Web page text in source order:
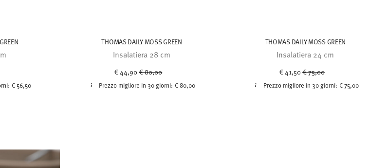
from
€ 56,50
THOMAS DAILY MOSS GREEN
Insalatiera 28 cm
€ 44,90Price reduced from
€ 80,00
Prezzo migliore in 30 giorni:€ 80,00
THOMAS DAILY MOSS GREEN
Insalatiera 24 cm
€ 41,50Price reduced from
€ 75,00
Prezzo migliore in 30 giorni: € 75,00